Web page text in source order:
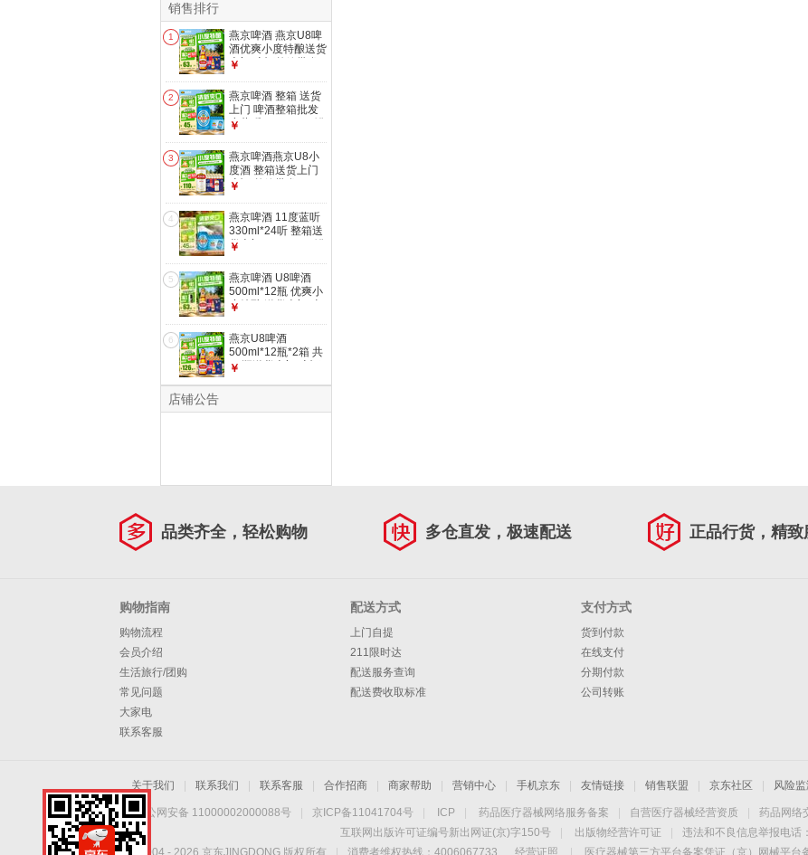
销售排行
1
燕京啤酒 燕京U8啤
酒优爽小度特酿送货
上门 啤酒整箱批发
￥
2
燕京啤酒 整箱 送货
上门 啤酒整箱批发
小蓝听 330mL 24罐
￥
3
燕京啤酒燕京U8小
度酒 整箱送货上门
啤酒 整箱批发
￥
4
燕京啤酒 11度蓝听
330ml*24听 整箱送
货上门 330mL 24罐
￥
5
燕京啤酒 U8啤酒
500ml*12瓶 优爽小
度特酿 送货上门 啤
￥
6
燕京U8啤酒
500ml*12瓶*2箱 共
24瓶送货上门 啤酒
￥
店铺公告
品类齐全，轻松购物 多仓直发，极速配送 正品行货，精致
购物指南
购物流程
会员介绍
生活旅行/团购
常见问题
大家电
联系客服
配送方式
上门自提
211限时达
配送服务查询
配送费收取标准
支付方式
货到付款
在线支付
分期付款
公司转账
关于我们 联系我们 联系客服 合作招商 商家帮助 营销中心 手机京东 友情链接 销售联盟 京东社区 风险监
京公网安备 11000002000088号 京ICP备11041704号 ICP 药品医疗器械网络服务备案 自营医疗器械经营资质 药品网络
互联网出版许可证编号新出网证(京)字150号
出版物经营许可证
违法和不良信息举报电话
Copyright © 2004 - 2026 京东JINGDONG 版权所有 消费者维权热线：4006067733 经营证照 医疗器械第三方平台备案凭证（京）网械平